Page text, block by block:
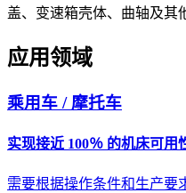
盖、变速箱壳体、曲轴及其
应用领域
乘用车 / 摩托车
实现接近 100％ 的机床可用
需要根据操作条件和生产要